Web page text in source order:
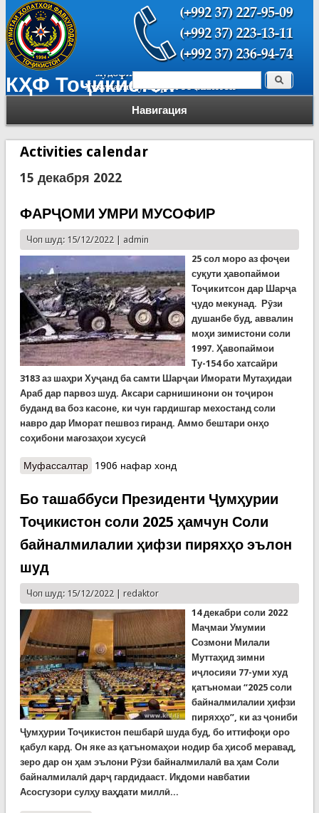
КҲФ Тоҷикистон
Навигация
Форма поиска Поиск
Activities calendar
15 декабря 2022
ФАРҶОМИ УМРИ МУСОФИР
Чоп шуд: 15/12/2022 | admin
25 сол моро аз фоҷеи
суқути ҳавопаймои
Тоҷикитсон дар Шарҷа
ҷудо мекунад. Рӯзи
душанбе буд, аввалин
моҳи зимистони соли
1997. Ҳавопаймои
Ту-154 бо хатсайри
3183 аз шаҳри Хуҷанд ба самти Шарҷаи Иморати Мутаҳидаи
Араб дар парвоз шуд. Аксари сарнишинони он тоҷирон
буданд ва боз касоне, ки чун гардишгар мехостанд соли
навро дар Иморат пешвоз гиранд. Аммо бештари онҳо
соҳибони мағозаҳои хусусӣ
Муфассалтаро ФАРҶОМИ УМРИ МУСОФИР
1906 нафар хонд
Бо ташаббуси Президенти Ҷумҳурии
Тоҷикистон соли 2025 ҳамчун Соли
байналмилалии ҳифзи пиряхҳо эълон
шуд
Чоп шуд: 15/12/2022 | redaktor
14 декабри соли 2022
Маҷмаи Умумии
Созмони Милали
Муттаҳид зимни
иҷлосияи 77-уми худ
қатъномаи “2025 соли
байналмилалии ҳифзи
пиряхҳо”, ки аз ҷониби
Ҷумҳурии Тоҷикистон пешбарӣ шуда буд, бо иттифоқи оро
қабул кард. Он яке аз қатъномаҳои нодир ба ҳисоб меравад,
зеро дар он ҳам эълони Рӯзи байналмилалӣ ва ҳам Соли
байналмилалӣ дарҷ гардидааст. Иқдоми навбатии
Асосгузори сулҳу ваҳдати миллӣ...